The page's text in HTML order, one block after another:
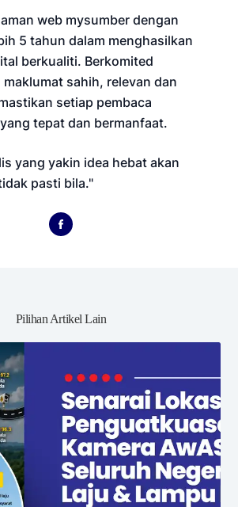
web mysumber dengan
5 tahun dalam menghasilkan
berkualiti. Berkomited
sahih, relevan dan
setiap pembaca
tepat dan bermanfaat.
yang yakin idea hebat akan
pasti bila."
Pilihan Artikel Lain